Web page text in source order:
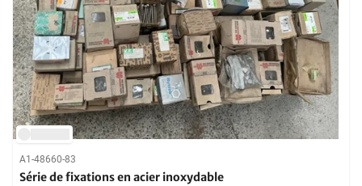
A1-48660-83
Série de fixations en acier inoxydable